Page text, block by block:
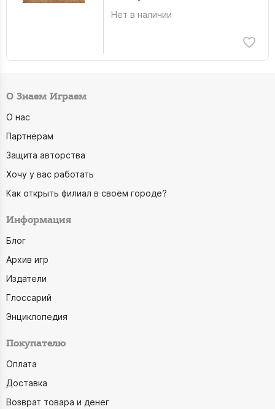
Нет в наличии
О Знаем Играем
О нас
Партнёрам
Защита авторства
Хочу у вас работать
Как открыть филиал в своём городе?
Информация
Блог
Архив игр
Издатели
Глоссарий
Энциклопедия
Покупателю
Оплата
Доставка
Возврат товара и денег